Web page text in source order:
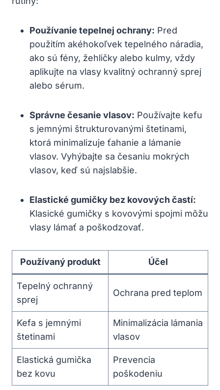
Používanie tepelnej ⁢ochrany: Pred
použitím akéhokoľvek tepelného náradia,‍
ako sú fény,⁤ žehličky‌ alebo kulmy, vždy
aplikujte na vlasy⁤ kvalitný ochranný sprej
alebo sérum.
Správne česanie vlasov: Používajte ⁣kefu
s jemnými štrukturovanými štetinami,
ktorá minimalizuje⁤ ťahanie a ⁣lámanie
vlasov. Vyhýbajte sa česaniu mokrých
vlasov, keď sú⁢ najslabšie.
Elastické gumičky ⁤bez kovových častí:
Klasické gumičky ⁣s ⁢kovovými spojmi môžu
vlasy lámať a poškodzovať.
Používaný​ produkt Účel
Tepelný ochranný
sprej
Ochrana pred⁢ teplom
Kefa s jemnými
štetinami
Minimalizácia lámania
vlasov
Elastická gumička
bez kovu
Prevencia
poškodeniu